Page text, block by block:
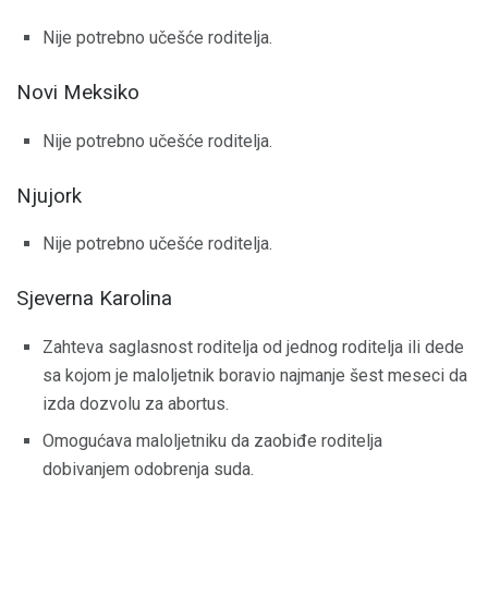
Nije potrebno učešće roditelja.
Novi Meksiko
Nije potrebno učešće roditelja.
Njujork
Nije potrebno učešće roditelja.
Sjeverna Karolina
Zahteva saglasnost roditelja od jednog roditelja ili dede
sa kojom je maloljetnik boravio najmanje šest meseci da
izda dozvolu za abortus.
Omogućava maloljetniku da zaobiđe roditelja
dobivanjem odobrenja suda.